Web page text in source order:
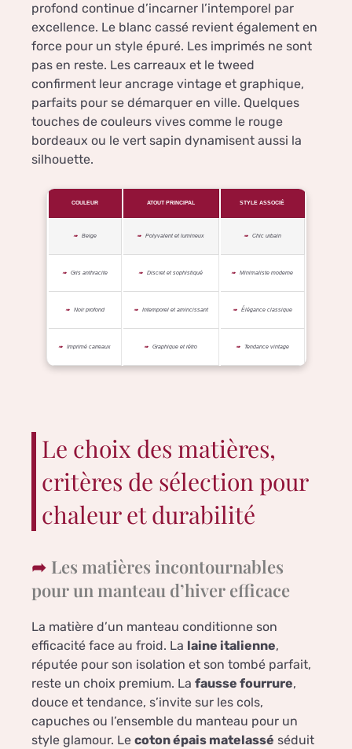
profond continue d’incarner l’intemporel par
excellence. Le blanc cassé revient également en
force pour un style épuré. Les imprimés ne sont
pas en reste. Les carreaux et le tweed
confirment leur ancrage vintage et graphique,
parfaits pour se démarquer en ville. Quelques
touches de couleurs vives comme le rouge
bordeaux ou le vert sapin dynamisent aussi la
silhouette.
COULEUR ATOUT PRINCIPAL STYLE ASSOCIÉ
Beige Polyvalent et lumineux Chic urbain
Gris anthracite Discret et sophistiqué Minimaliste moderne
Noir profond Intemporel et amincissant Élégance classique
Imprimé carreaux Graphique et rétro Tendance vintage
Le choix des matières,
critères de sélection pour
chaleur et durabilité
Les matières incontournables
pour un manteau d’hiver efficace
La matière d’un manteau conditionne son
efficacité face au froid. La laine italienne,
réputée pour son isolation et son tombé parfait,
reste un choix premium. La fausse fourrure,
douce et tendance, s’invite sur les cols,
capuches ou l’ensemble du manteau pour un
style glamour. Le coton épais matelassé séduit